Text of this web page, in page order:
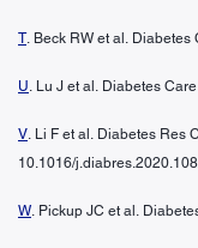
T. Beck RW et al.
U. Lu J et al. Diabetes
V. Li F et al. Diabetes Res
10.1016/
W. Pickup JC et al.